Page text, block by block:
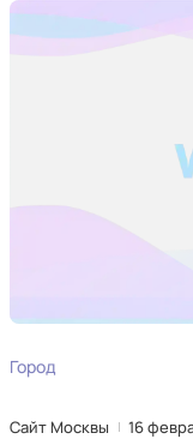
Город
Сайт Москвы 16